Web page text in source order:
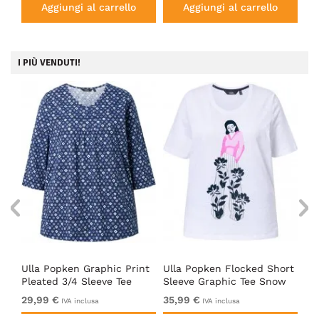
Aggiungi al carrello Aggiungi al carrello
I PIÙ VENDUTI!
Ulla Popken Graphic Print
Pleated 3/4 Sleeve Tee
Blue
29,99 € IVA inclusa
Ulla Popken Flocked Short
Sleeve Graphic Tee Snow
White
35,99 € IVA inclusa